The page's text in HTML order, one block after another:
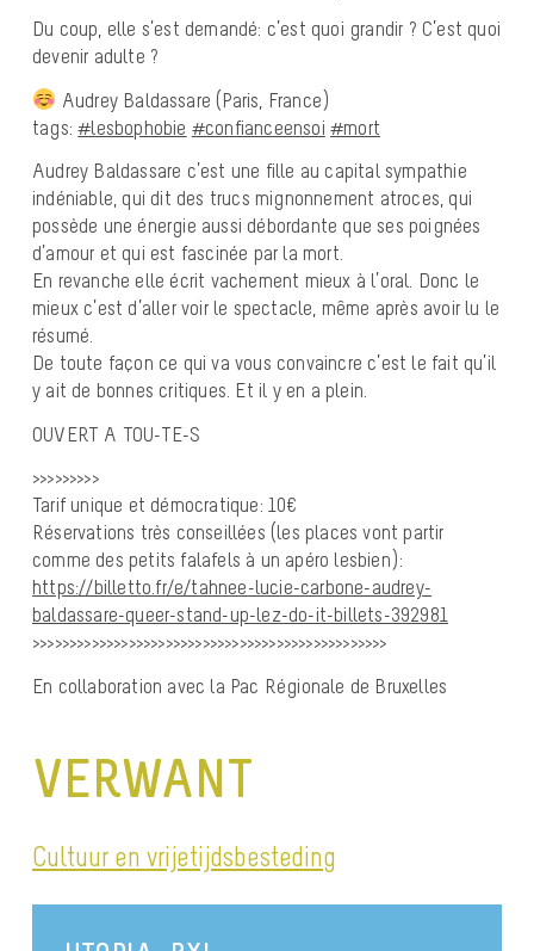
Du coup, elle s’est demandé: c’est quoi grandir ? C’est quoi
devenir adulte ?
Audrey Baldassare (Paris, France)
tags:#lesbophobie #confianceensoi #mort
Audrey Baldassare c’est une fille au capital sympathie
indéniable, qui dit des trucs mignonnement atroces, qui
possède une énergie aussi débordante que ses poignées
d’amour et qui est fascinée par la mort.
En revanche elle écrit vachement mieux à l’oral. Donc le
mieux c’est d’aller voir le spectacle, même après avoir lu le
résumé.
De toute façon ce qui va vous convaincre c’est le fait qu’il
y ait de bonnes critiques. Et il y en a plein.
OUVERT A TOU-TE-S
>>>>>>>>>
Tarif unique et démocratique: 10€
Réservations très conseillées (les places vont partir
comme des petits falafels à un apéro lesbien):
https://billetto.fr/e/tahnee-lucie-carbone-audrey-
baldassare-queer-stand-up-lez-do-it-billets-392981
>>>>>>>>>>>>>>>>>>>>>>>>>>>>>>>>>>>>>>>>>>>>>>>>
En collaboration avec la Pac Régionale de Bruxelles
VERWANT
Cultuur en vrijetijdsbesteding